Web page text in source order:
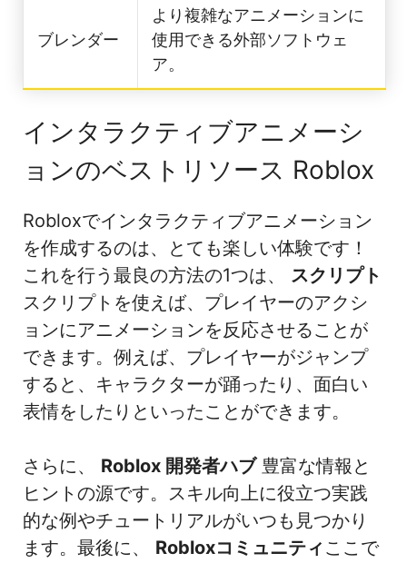
ブレンダー
より複雑なアニメーションに
使用できる外部ソフトウェ
ア。
インタラクティブアニメーシ
ョンのベストリソース Roblox
Robloxでインタラクティブアニメーション
を作成するのは、とても楽しい体験です！
これを行う最良の方法の1つは、 スクリプト
スクリプトを使えば、プレイヤーのアクシ
ョンにアニメーションを反応させることが
できます。例えば、プレイヤーがジャンプ
すると、キャラクターが踊ったり、面白い
表情をしたりといったことができます。
さらに、 Roblox 開発者ハブ豊富な情報と
ヒントの源です。スキル向上に役立つ実践
的な例やチュートリアルがいつも見つかり
ます。最後に、 Robloxコミュニティ ここで